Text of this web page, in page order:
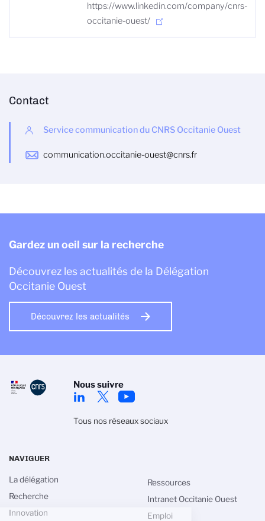
https://www.linkedin.com/company/cnrs-
occitanie-ouest/
Contact
Service communication du CNRS Occitanie Ouest
communication.occitanie-ouest@cnrs.fr
Gardez un oeil sur la recherche
Découvrez les actualités de la Délégation
Occitanie Ouest
Découvrez les actualités
Nous suivre
Tous nos réseaux sociaux
NAVIGUER
La délégation
Recherche
Innovation
Ressources
Intranet Occitanie Ouest
Emploi